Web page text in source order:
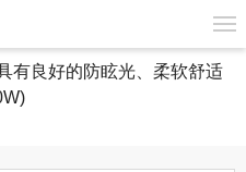
有良好的防眩光、柔软舒适